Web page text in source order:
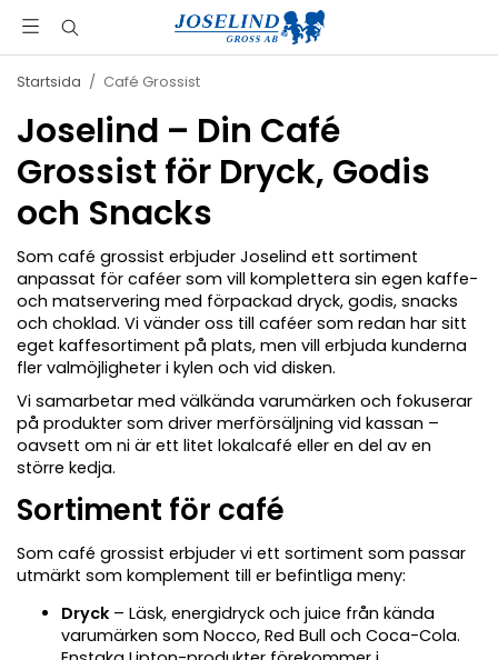
Startsida / Café Grossist
Joselind – Din Café
Grossist för Dryck, Godis
och Snacks
Som café grossist erbjuder Joselind ett sortiment
anpassat för caféer som vill komplettera sin egen kaffe-
och matservering med förpackad dryck, godis, snacks
och choklad. Vi vänder oss till caféer som redan har sitt
eget kaffesortiment på plats, men vill erbjuda kunderna
fler valmöjligheter i kylen och vid disken.
Vi samarbetar med välkända varumärken och fokuserar
på produkter som driver merförsäljning vid kassan –
oavsett om ni är ett litet lokalcafé eller en del av en
större kedja.
Sortiment för café
Som café grossist erbjuder vi ett sortiment som passar
utmärkt som komplement till er befintliga meny:
Dryck – Läsk, energidryck och juice från kända
varumärken som Nocco, Red Bull och Coca-Cola.